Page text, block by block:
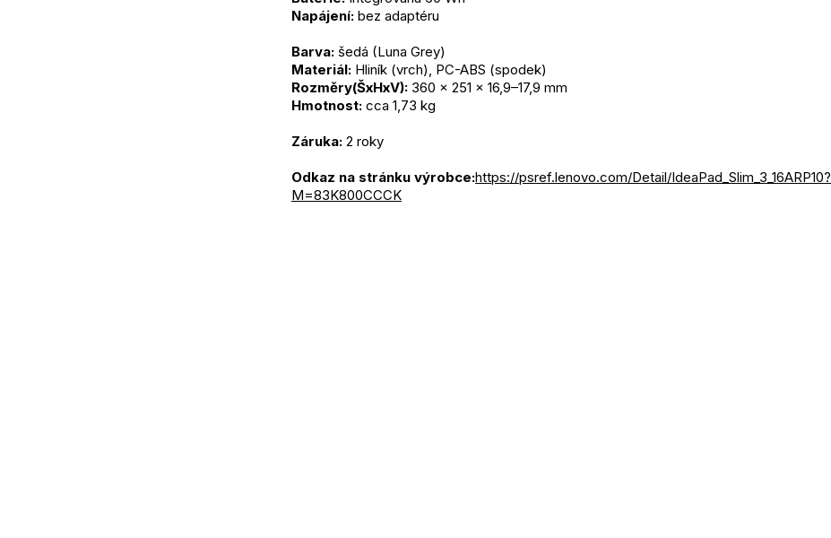
Napájení: bez adaptéru
Barva: šedá (Luna Grey)
Materiál: Hliník (vrch), PC-ABS (spodek)
Rozměry(ŠxHxV): 360 x 251 x 16,9–17,9 mm
Hmotnost: cca 1,73 kg
Záruka: 2 roky
Odkaz na stránku výrobce:https://psref.lenovo.com/Detail/IdeaPad_Slim_3_16ARP10?
M=83K800CCCK